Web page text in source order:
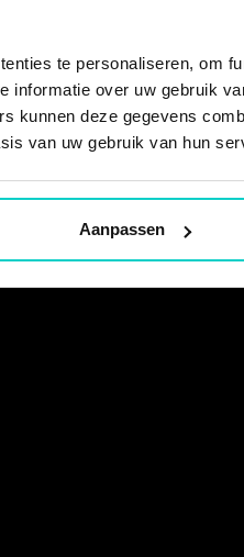
te personaliseren, om
informatie over uw gebruik
kunnen deze gegevens
van uw gebruik van hun
Aanpassen